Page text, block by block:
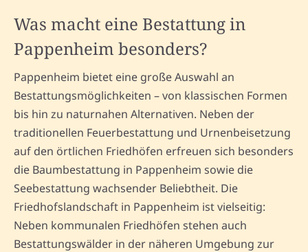
Was macht eine Bestattung in
Pappenheim besonders?
Pappenheim bietet eine große Auswahl an
Bestattungsmöglichkeiten – von klassischen Formen
bis hin zu naturnahen Alternativen. Neben der
traditionellen Feuerbestattung und Urnenbeisetzung
auf den örtlichen Friedhöfen erfreuen sich besonders
die Baumbestattung in Pappenheim sowie die
Seebestattung wachsender Beliebtheit. Die
Friedhofslandschaft in Pappenheim ist vielseitig:
Neben kommunalen Friedhöfen stehen auch
Bestattungswälder in der näheren Umgebung zur